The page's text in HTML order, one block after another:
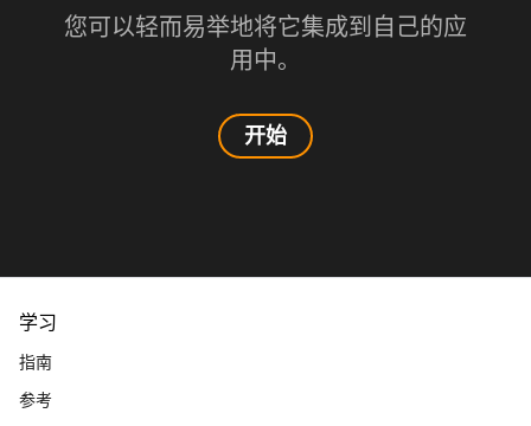
您可以轻而易举地将它集成到自己的应
用中。
开始
学习
指南
参考